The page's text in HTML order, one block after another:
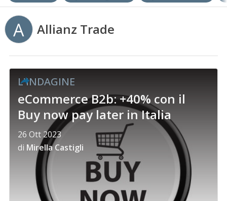
A Allianz Trade
L'INDAGINE
eCommerce B2b: +40% con il
Buy now pay later in Italia
26 Ott 2023
di Mirella Castigli